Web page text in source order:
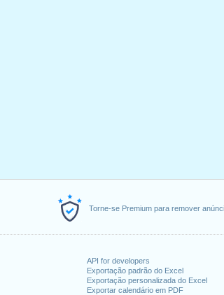
Torne-se Premium para remover
API for developers
Exportação padrão do Excel
Exportação personalizada do Excel
Exportar calendário em PDF